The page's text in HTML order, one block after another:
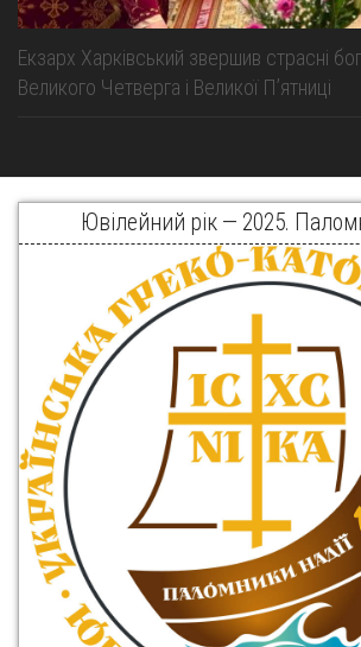
Екзарх Харківський звершив страсні
Великого Четверга і Великої Пʼятниці
Ювілейний рік — 2025.